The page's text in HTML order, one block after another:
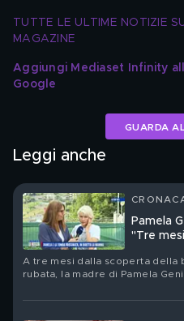
TUTTE LE ULTIME NOTIZIE
MAGAZINE
Aggiungi Mediaset Infinity
Google
GUARDA
Leggi anche
Pamela
"Tre
A tre mesi dalla scoperta della
rubata, la madre di Pamela